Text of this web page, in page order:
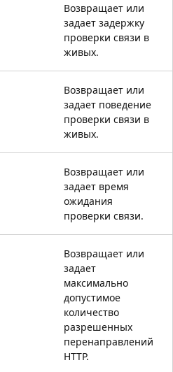
Возвращает или
задает задержку
проверки связи в
живых.
Возвращает или
задает поведение
проверки связи в
живых.
Возвращает или
задает время
ожидания
проверки связи.
Возвращает или
задает
максимально
допустимое
количество
разрешенных
перенаправлений
HTTP.